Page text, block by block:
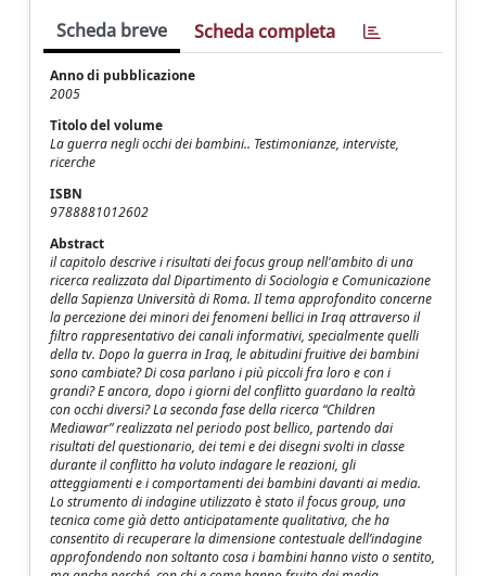
Scheda breve Scheda completa
Anno di pubblicazione
2005
Titolo del volume
La guerra negli occhi dei bambini.. Testimonianze, interviste,
ricerche
ISBN
9788881012602
Abstract
il capitolo descrive i risultati dei focus group nell'ambito di una
ricerca realizzata dal Dipartimento di Sociologia e Comunicazione
della Sapienza Università di Roma. Il tema approfondito concerne
la percezione dei minori dei fenomeni bellici in Iraq attraverso il
filtro rappresentativo dei canali informativi, specialmente quelli
della tv. Dopo la guerra in Iraq, le abitudini fruitive dei bambini
sono cambiate? Di cosa parlano i più piccoli fra loro e con i
grandi? E ancora, dopo i giorni del conflitto guardano la realtà
con occhi diversi? La seconda fase della ricerca “Children
Mediawar” realizzata nel periodo post bellico, partendo dai
risultati del questionario, dei temi e dei disegni svolti in classe
durante il conflitto ha voluto indagare le reazioni, gli
atteggiamenti e i comportamenti dei bambini davanti ai media.
Lo strumento di indagine utilizzato è stato il focus group, una
tecnica come già detto anticipatamente qualitativa, che ha
consentito di recuperare la dimensione contestuale dell’indagine
approfondendo non soltanto cosa i bambini hanno visto o sentito,